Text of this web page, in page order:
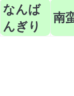
なんば
んぎり
南